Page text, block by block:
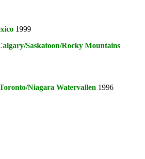
1999
Saskatoon/Rocky Mountains
Niagara Watervallen 1996